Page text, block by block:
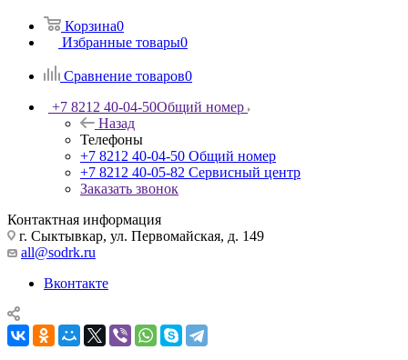
Корзина0
Избранные товары0
Сравнение товаров0
+7 8212 40-04-50Общий номер
Назад
Телефоны
+7 8212 40-04-50 Общий номер
+7 8212 40-05-82 Сервисный центр
Заказать звонок
Контактная информация
г. Сыктывкар, ул. Первомайская, д. 149
all@sodrk.ru
Вконтакте